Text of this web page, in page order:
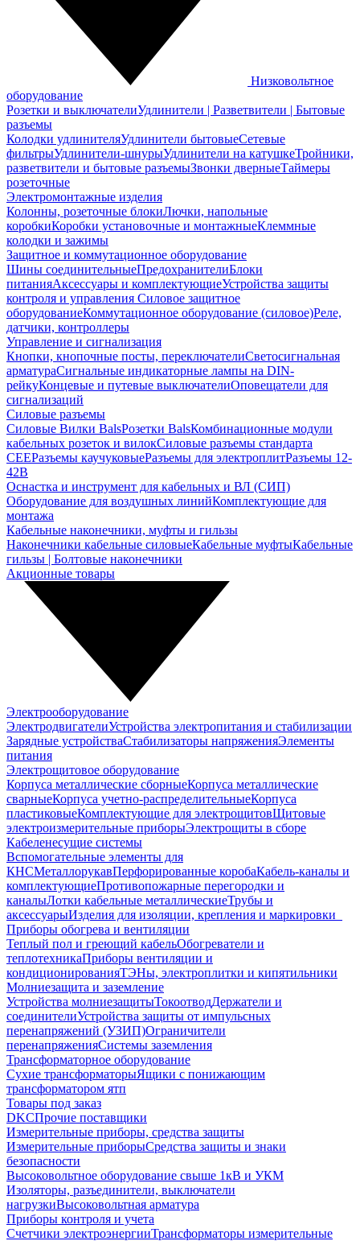
Низковольтное
оборудование
Розетки и выключателиУдлинители | Разветвители | Бытовые
разъемы
Колодки удлинителяУдлинители бытовыеСетевые
фильтрыУдлинители-шнурыУдлинители на катушкеТройники,
разветвители и бытовые разъемыЗвонки дверныеТаймеры
розеточные
Электромонтажные изделия
Колонны, розеточные блокиЛючки, напольные
коробкиКоробки установочные и монтажныеКлеммные
колодки и зажимы
Защитное и коммутационное оборудование
Шины соединительныеПредохранителиБлоки
питанияАксессуары и комплектующиеУстройства защиты
контроля и управления Силовое защитное
оборудованиеКоммутационное оборудование (силовое)Реле,
датчики, контроллеры
Управление и сигнализация
Кнопки, кнопочные посты, переключателиСветосигнальная
арматураСигнальные индикаторные лампы на DIN-
рейкуКонцевые и путевые выключателиОповещатели для
сигнализаций
Силовые разъемы
Силовые Вилки BalsРозетки BalsКомбинационные модули
кабельных розеток и вилокСиловые разъемы стандарта
CEEРазъемы каучуковыеРазъемы для электроплитРазъемы 12-
42В
Оснастка и инструмент для кабельных и ВЛ (СИП)
Оборудование для воздушных линийКомплектующие для
монтажа
Кабельные наконечники, муфты и гильзы
Наконечники кабельные силовыеКабельные муфтыКабельные
гильзы | Болтовые наконечники
Акционные товары
Электрооборудование
ЭлектродвигателиУстройства электропитания и стабилизации
Зарядные устройстваСтабилизаторы напряженияЭлементы
питания
Электрощитовое оборудование
Корпуса металлические сборныеКорпуса металлические
сварныеКорпуса учетно-распределительныеКорпуса
пластиковыеКомплектующие для электрощитовЩитовые
электроизмерительные приборыЭлектрощиты в сборе
Кабеленесущие системы
Вспомогательные элементы для
КНСМеталлорукавПерфорированные коробаКабель-каналы и
комплектующиеПротивопожарные перегородки и
каналыЛотки кабельные металлическиеТрубы и
аксессуарыИзделия для изоляции, крепления и маркировки
Приборы обогрева и вентиляции
Теплый пол и греющий кабельОбогреватели и
теплотехникаПриборы вентиляции и
кондиционированияТЭНы, электроплитки и кипятильники
Молниезащита и заземление
Устройства молниезащитыТокоотводДержатели и
соединителиУстройства защиты от импульсных
перенапряжений (УЗИП)Ограничители
перенапряженияСистемы заземления
Трансформаторное оборудование
Сухие трансформаторыЯщики с понижающим
трансформатором ятп
Товары под заказ
DKCПрочие поставщики
Измерительные приборы, средства защиты
Измерительные приборыСредства защиты и знаки
безопасности
Высоковольтное оборудование свыше 1кВ и УКМ
Изоляторы, разъединители, выключатели
нагрузкиВысоковольтная арматура
Приборы контроля и учета
Счетчики электроэнергииТрансформаторы измерительные